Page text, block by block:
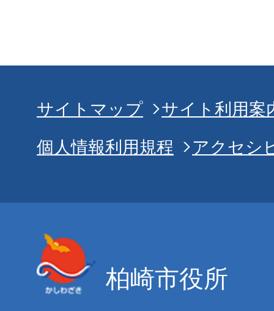
サイトマップ
サイト利用案
個人情報利用規程
アクセシ
柏崎市役所